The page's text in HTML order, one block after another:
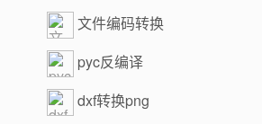
文件编码转换
pyc反编译
dxf转换png